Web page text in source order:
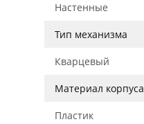
Настенные
Тип механизма
Кварцевый
Материал корпуса
Пластик